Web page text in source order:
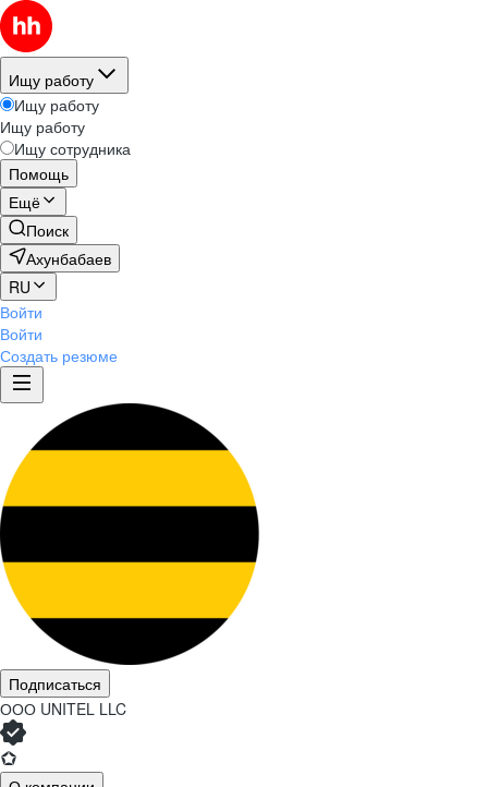
Ищу работу
Ищу работу
Ищу работу
Ищу сотрудника
Помощь
Ещё
Поиск
Ахунбабаев
RU
Войти
Войти
Создать резюме
Подписаться
ООО UNITEL LLC